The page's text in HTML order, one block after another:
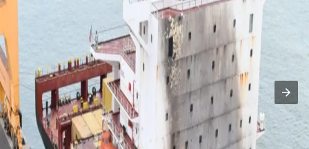
火災発生や爆発にリチウムイオン電池が関係している可能
性は低いのかもしれません。
コンテナ船「MSC CAPETOWN III」の被害状況